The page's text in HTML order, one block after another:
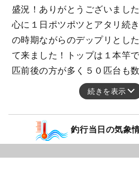
盛況！ありがとうございまし
心に１日ポツポツとアタリ続
の時期ながらのデップリとし
て来ました！トップは１本竿
匹前後の方が多く５０匹台も
続きを表示
釣行当日の気象